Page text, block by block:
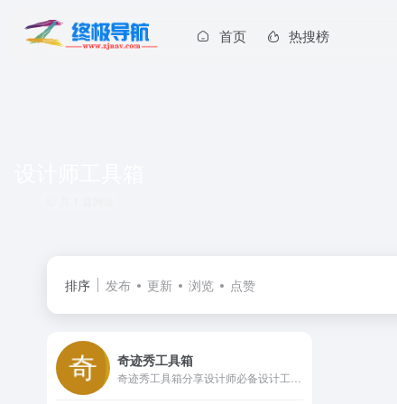
首页 热搜榜
排序 发布 更新 浏览 点赞
奇迹秀工具箱